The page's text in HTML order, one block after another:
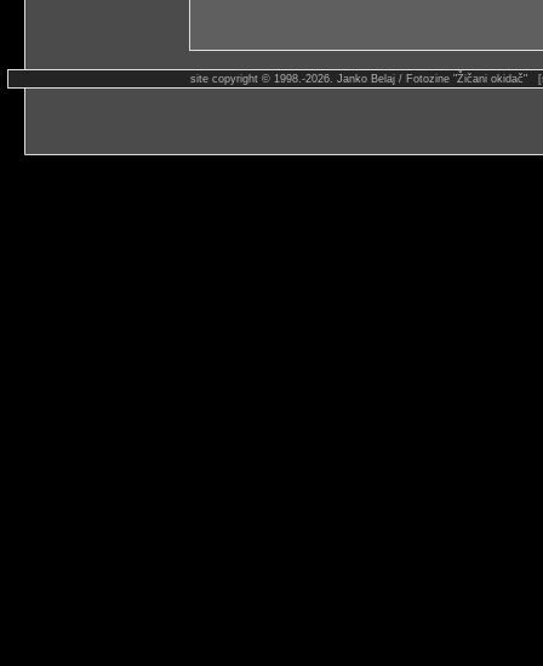
site copyright © 1998.-2026. Janko Belaj / Fotozine "Žičani okidač"